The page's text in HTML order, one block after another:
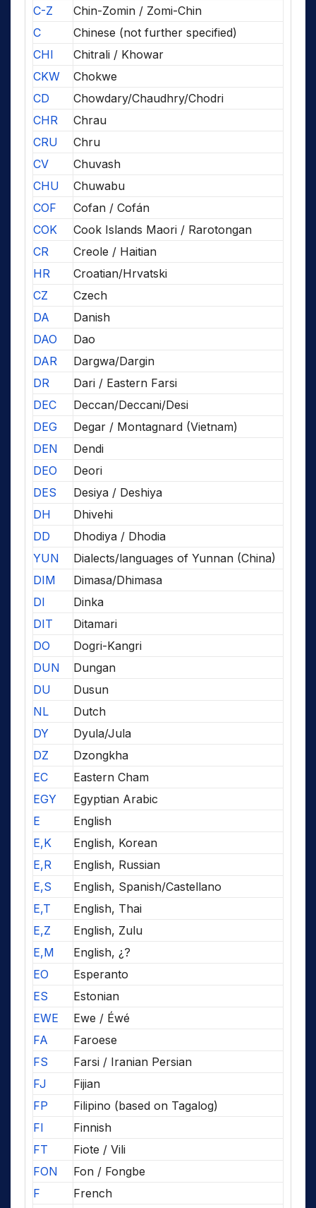
C-Z
Chin-Zomin / Zomi-Chin
C
Chinese (not further specified)
CHI
Chitrali / Khowar
CKW
Chokwe
CD
Chowdary/Chaudhry/Chodri
CHR
Chrau
CRU
Chru
CV
Chuvash
CHU
Chuwabu
COF
Cofan / Cofán
COK
Cook Islands Maori / Rarotongan
CR
Creole / Haitian
HR
Croatian/Hrvatski
CZ
Czech
DA
Danish
DAO
Dao
DAR
Dargwa/Dargin
DR
Dari / Eastern Farsi
DEC
Deccan/Deccani/Desi
DEG
Degar / Montagnard (Vietnam)
DEN
Dendi
DEO
Deori
DES
Desiya / Deshiya
DH
Dhivehi
DD
Dhodiya / Dhodia
YUN
Dialects/languages of Yunnan (China)
DIM
Dimasa/Dhimasa
DI
Dinka
DIT
Ditamari
DO
Dogri-Kangri
DUN
Dungan
DU
Dusun
NL
Dutch
DY
Dyula/Jula
DZ
Dzongkha
EC
Eastern Cham
EGY
Egyptian Arabic
E
English
E,K
English, Korean
E,R
English, Russian
E,S
English, Spanish/Castellano
E,T
English, Thai
E,Z
English, Zulu
E,M
English, ¿?
EO
Esperanto
ES
Estonian
EWE
Ewe / Éwé
FA
Faroese
FS
Farsi / Iranian Persian
FJ
Fijian
FP
Filipino (based on Tagalog)
FI
Finnish
FT
Fiote / Vili
FON
Fon / Fongbe
F
French